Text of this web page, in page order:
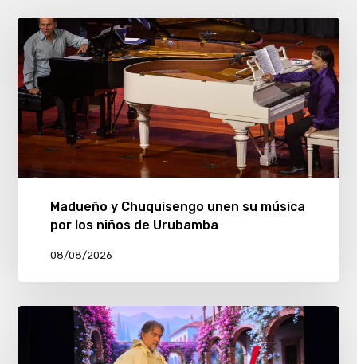
Madueño y Chuquisengo unen su música
por los niños de Urubamba
08/08/2026